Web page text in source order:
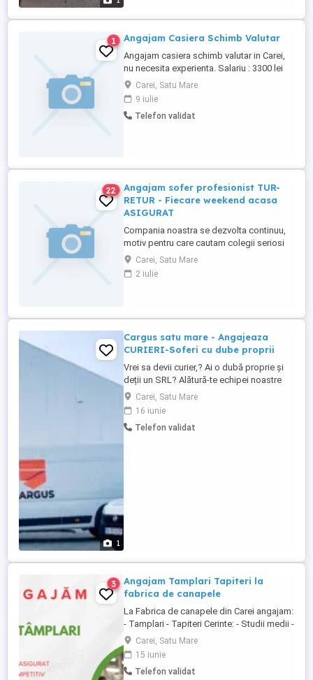
1 Angajam Casiera Schimb Valutar
Angajam casiera schimb valutar in Carei,
nu necesita experienta. Salariu : 3300 lei
Varsta: 25+ ani. Program: Luni-Vineri: 09:00
- 17:00 Sâmbătă: 09:00 - 13:00
Carei, Satu Mare
9 iulie
Telefon validat
22
Angajam sofer profesionist TUR-
RETUR - Fiecare weekend acasa
ASIGURAT
Compania noastra se dezvolta continuu,
motiv pentru care cautam colegii seriosi
care detin permis de conducere (C+E),
card tahograf si atestat marfa generala cu
experienta minima pe camion de 40 to. Ce
2.000 EUR; 2. Plata ...
Carei, Satu Mare
2 iulie
1
Cargus satu mare - Angajeaza
CURIERI-Soferi cu dube proprii
Vrei sa devii curier,? Ai o dubă proprie și
deții un SRL? Alătură-te echipei noastre
dinamice și câștigă între 10000 și
13000RON pe lună fara tva ! Ce vei face:
Livrarea și colectarea coletelor rapid și
eficient Comunicarea excelentă cu clienții
Carei, Satu Mare
16 iunie
Telefon validat
3
Angajam Tamplari Tapiteri la
fabrica de canapele
La Fabrica de canapele din Carei angajam:
- Tamplari - Tapiteri Cerinte: - Studii medii -
Muncă precisă - Experienta, nu este
obligatoriu, se oferta instruire. Beneficii: -
Salariu Fix - Bonus de perfomanta - Bonuri
de masa - Transport Asigurat Program: 1
Carei, Satu Mare
15 iunie
Telefon validat